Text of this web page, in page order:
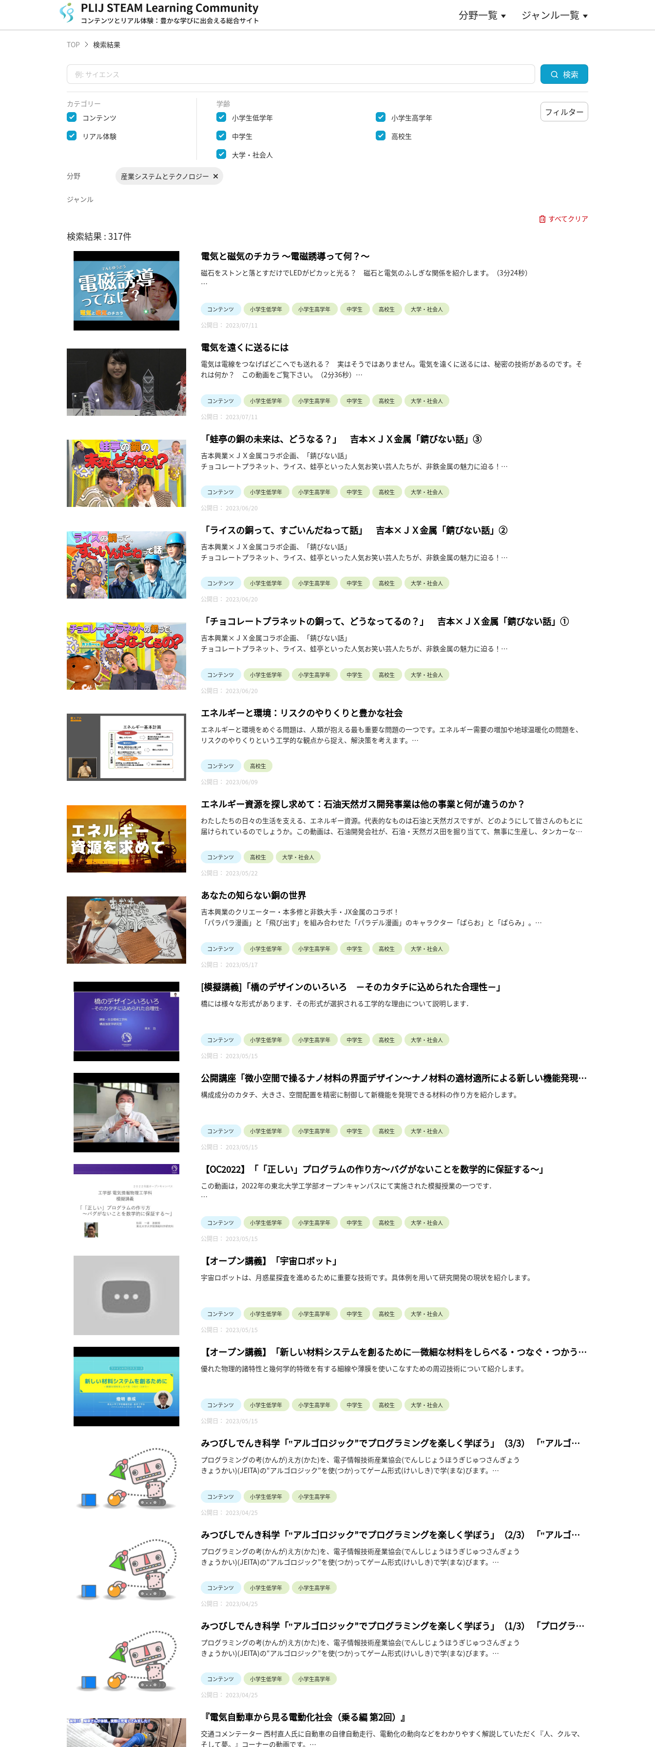
分野一覧 ジャンル一覧
TOP 検索結果
検索
カテゴリー
コンテンツ
リアル体験
学齢
小学生低学年
小学生高学年
中学生
高校生
大学・社会人
フィルター
分野 産業システムとテクノロジー
ジャンル
すべてクリア
検索結果 : 317件
電気と磁気のチカラ ～電磁誘導って何？～
磁石をストンと落とすだけでLEDがピカッと光る？ 磁石と電気のふしぎな関係を紹介します。（3分24秒）
もう少し詳しくこの実験の原理を知りたい方は，是非，以下のサイトをご覧ください。
電気学会社会連携委員会HP「動画を使おう」：https://renkei.iee.jp/video
相談窓口の連絡先：「お問合せ」 https://renkei.iee.jp/9c74c00a470063e0ec6ec47eba409649
コンテンツ 小学生低学年 小学生高学年 中学生 高校生 大学・社会人
公開日： 2023/07/11
電気を遠くに送るには
電気は電線をつなげばどこへでも送れる？ 実はそうではありません。電気を遠くに送るには、秘密の技術があるのです。そ
れは何か？ この動画をご覧下さい。（2分36秒）
相談窓口の連絡先：「お問合せ」 https://renkei.iee.jp/9c74c00a470063e0ec6ec47eba409649
コンテンツ 小学生低学年 小学生高学年 中学生 高校生 大学・社会人
公開日： 2023/07/11
「蛙亭の銅の未来は、どうなる？」 吉本×ＪＸ金属「錆びない話」③
吉本興業×ＪＸ金属コラボ企画、「錆びない話」
チョコレートプラネット、ライス、蛙亭といった人気お笑い芸人たちが、非鉄金属の魅力に迫る！
有限である資源と、増えていく銅の需要。未来の銅の安定供給に向けたＪＸ金属の取り組みをご紹介します。
コンテンツ 小学生低学年 小学生高学年 中学生 高校生 大学・社会人
公開日： 2023/06/20
「ライスの銅って、すごいんだねって話」 吉本×ＪＸ金属「錆びない話」②
吉本興業×ＪＸ金属コラボ企画、「錆びない話」
チョコレートプラネット、ライス、蛙亭といった人気お笑い芸人たちが、非鉄金属の魅力に迫る！
のインゴットが、薄さ数ミクロンの圧延銅箔に加工される工程を、実際に目で見て学びます。
コンテンツ 小学生低学年 小学生高学年 中学生 高校生 大学・社会人
公開日： 2023/06/20
「チョコレートプラネットの銅って、どうなってるの？」 吉本×ＪＸ金属「錆びない話」①
吉本興業×ＪＸ金属コラボ企画、「錆びない話」
チョコレートプラネット、ライス、蛙亭といった人気お笑い芸人たちが、非鉄金属の魅力に迫る！
SQUARE LABの展示やVR体験を通して、銅鉱山の探査から、鉱石の採掘、銅の製錬まで、銅ができる過程を学びます。
コンテンツ 小学生低学年 小学生高学年 中学生 高校生 大学・社会人
公開日： 2023/06/20
エネルギーと環境：リスクのやりくりと豊かな社会
エネルギーと環境をめぐる問題は、人類が抱える最も重要な問題の一つです。エネルギー需要の増加や地球温暖化の問題を、
リスクのやりくりという工学的な観点から捉え、解決策を考えます。
04:26 エネルギーの問題
12:42 エネルギー消費量の急増
20:15 環境の問題
28:26 日本のエネルギーの安全保障
・講師名、講師所属：山口 彰 やまぐち あきら、東京大学工学系研究科 教授
※所属・役職は登壇当時のものです。
・動画の長さ：45:25
・シリーズ名：2015年度「オープンキャンパス 模擬講義 2015」
コンテンツ 高校生
公開日： 2023/06/09
エネルギー資源を探し求めて：石油天然ガス開発事業は他の事業と何が違うのか？
わたしたちの日々の生活を支える、エネルギー資源。代表的なものは石油と天然ガスですが、どのようにして皆さんのもとに
届けられているのでしょうか。この動画は、石油開発会社が、石油・天然ガス田を掘り当てて、無事に生産し、タンカーなど
た。井戸を掘ってみて、石油・天然ガスが無ければ時には100億円が消えてしまい、そして大油田が当たれば数十年にわたって
生産を維持することができ、利益も巨大なものとなるという、ダイナミックさ、スケールの大きさを、是非、映像から感じて
みてください。
コンテンツ 高校生 大学・社会人
公開日： 2023/05/22
あなたの知らない銅の世界
吉本興業のクリエーター・本多修と非鉄大手・JX金属のコラボ！
「パラパラ漫画」と「飛び出す」を組み合わせた「パラデル漫画」のキャラクター「ぱらお」と「ぱらみ」。
銅って何に使われているの？
銅ってどうやって作っているの？
銅のリサイクルってどうするの？
コンテンツ 小学生低学年 小学生高学年 中学生 高校生 大学・社会人
公開日： 2023/05/17
[模擬講義]「橋のデザインのいろいろ －そのカタチに込められた合理性－」
橋には様々な形式があります．その形式が選択される工学的な理由について説明します．
コンテンツ 小学生低学年 小学生高学年 中学生 高校生 大学・社会人
公開日： 2023/05/15
公開講座「微小空間で操るナノ材料の界面デザイン～ナノ材料の適材適所による新しい機能発現
構成成分のカタチ、大きさ、空間配置を精密に制御して新機能を発現できる材料の作り方を紹介します。
コンテンツ 小学生低学年 小学生高学年 中学生 高校生 大学・社会人
公開日： 2023/05/15
【OC2022】「「正しい」プログラムの作り方～バグがないことを数学的に保証する～」
この動画は，2022年の東北大学工学部オープンキャンパスにて実施された模擬授業の一つです．
動いているのですが，もしプログラムに不具合（バグ）があるとどうなるでしょうか？
この動画では，プログラミング言語研究のモチベーションとアプローチ方法の一例である，
数理科学に基づく，バグのない「正しい」プログラムを作るための方法論について紹介します．
コンテンツ 小学生低学年 小学生高学年 中学生 高校生 大学・社会人
公開日： 2023/05/15
【オープン講義】「宇宙ロボット」
宇宙ロボットは、月惑星探査を進めるために重要な技術です。具体例を用いて研究開発の現状を紹介します。
コンテンツ 小学生低学年 小学生高学年 中学生 高校生 大学・社会人
公開日： 2023/05/15
【オープン講義】「新しい材料システムを創るために―微細な材料をしらべる・つなぐ・つかう
優れた物理的諸特性と幾何学的特徴を有する細線や薄膜を使いこなすための周辺技術について紹介します。
コンテンツ 小学生低学年 小学生高学年 中学生 高校生 大学・社会人
公開日： 2023/05/15
みつびしでんき科学「‟アルゴロジック”でプログラミングを楽しく学ぼう」（3/3） 「‟アルゴロ
ジック”サイト（JEITAのサイトです）」
プログラミングの考(かんが)え方(かた)を、電子情報技術産業協会(でんしじょうほうぎじゅつさんぎょう
きょうかい)(JEITA)の“アルゴロジック”を使(つか)ってゲーム形式(けいしき)で学(まな)びます。
オレンジ色(いろ)の四角(しかく)い[START]ボタンをクリックしてね。
全部(ぜんぶ)クリアできるかな？
コンテンツ 小学生低学年 小学生高学年
公開日： 2023/04/25
みつびしでんき科学「‟アルゴロジック”でプログラミングを楽しく学ぼう」（2/3） 「‟アルゴロ
プログラミングの考(かんが)え方(かた)を、電子情報技術産業協会(でんしじょうほうぎじゅつさんぎょう
きょうかい)(JEITA)の“アルゴロジック”を使(つか)ってゲーム形式(けいしき)で学(まな)びます。
アルゴロジックの遊(あそ)び方(かた)を学(まな)べます。
みんなもコツを覚(おぼ)えてチャレンジしよう!!
音声(おんせい)あり、字幕(じまく)なし、7分(ふん)46秒(びょう)です。
コンテンツ 小学生低学年 小学生高学年
公開日： 2023/04/25
みつびしでんき科学「‟アルゴロジック”でプログラミングを楽しく学ぼう」（1/3） 「プログラミ
プログラミングの考(かんが)え方(かた)を、電子情報技術産業協会(でんしじょうほうぎじゅつさんぎょう
きょうかい)(JEITA)の“アルゴロジック”を使(つか)ってゲーム形式(けいしき)で学(まな)びます。
初歩(しょほ)から学(まな)び、アルゴロジックの遊(あそ)び方(かた)がわかるようになります。
コンテンツ 小学生低学年 小学生高学年
公開日： 2023/04/25
『電気自動車から見る電動化社会（乗る編 第2回）』
交通コメンテーター 西村直人氏に自動車の自律自動走行、電動化の動向などをわかりやすく解説していただく『人、クルマ、
そして夢。』コーナーの動画です。